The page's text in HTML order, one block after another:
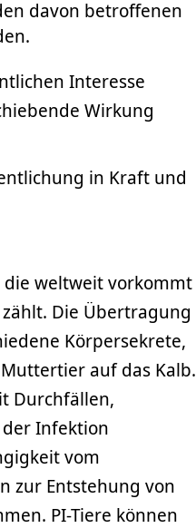
davon betroffenen
Interesse
Wirkung
in Kraft und
die weltweit vorkommt
Die Übertragung
Körpersekrete,
auf das Kalb.
Durchfällen,
Infektion
vom
zur Entstehung von
PI-Tiere können